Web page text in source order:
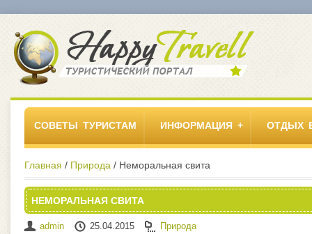
СОВЕТЫ ТУРИСТАМ ИНФОРМАЦИЯ ОТДЫХ
Главная / Природа / Неморальная свита
НЕМОРАЛЬНАЯ СВИТА
admin 25.04.2015 Природа